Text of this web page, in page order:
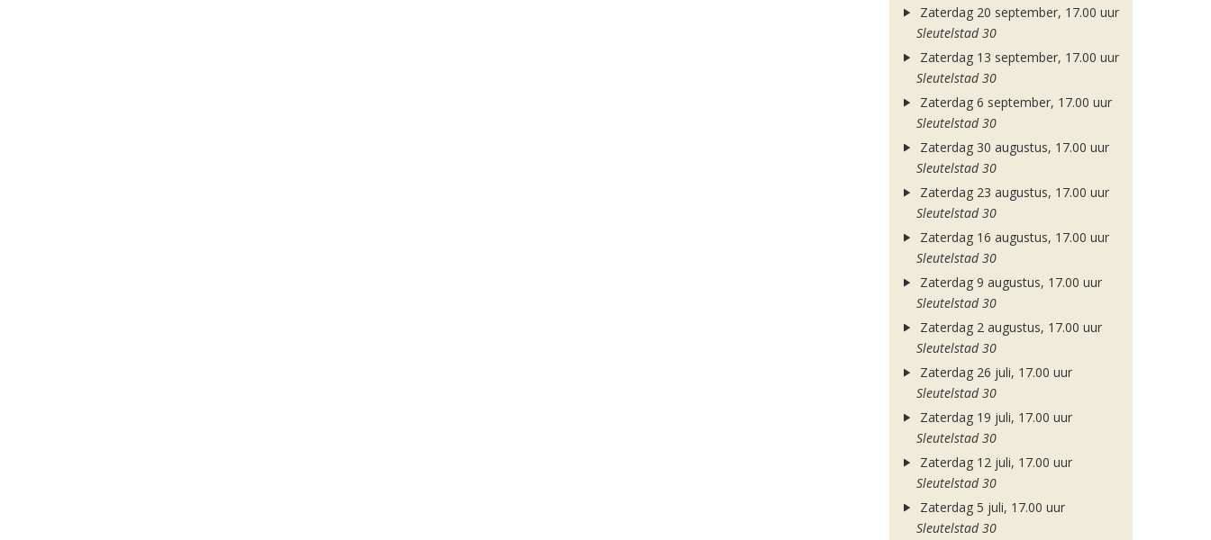
Zaterdag 20 september, 17.00 uur
Sleutelstad 30
Zaterdag 13 september, 17.00 uur
Sleutelstad 30
Zaterdag 6 september, 17.00 uur
Sleutelstad 30
Zaterdag 30 augustus, 17.00 uur
Sleutelstad 30
Zaterdag 23 augustus, 17.00 uur
Sleutelstad 30
Zaterdag 16 augustus, 17.00 uur
Sleutelstad 30
Zaterdag 9 augustus, 17.00 uur
Sleutelstad 30
Zaterdag 2 augustus, 17.00 uur
Sleutelstad 30
Zaterdag 26 juli, 17.00 uur
Sleutelstad 30
Zaterdag 19 juli, 17.00 uur
Sleutelstad 30
Zaterdag 12 juli, 17.00 uur
Sleutelstad 30
Zaterdag 5 juli, 17.00 uur
Sleutelstad 30